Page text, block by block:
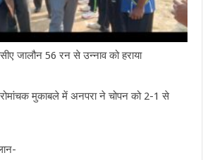
जालौन 56 रन से उन्नाव को हराया
रोमांचक मुकाबले में अनपरा ने चोपन को 2-1 से